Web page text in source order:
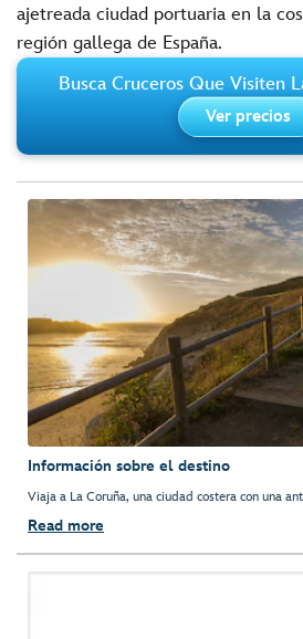
ajetreada ciudad portuaria en la
región gallega de España.
Busca Cruceros Que Visiten
Ver precios
Información sobre el destino
Viaja a La Coruña, una ciudad costera con una
Read more